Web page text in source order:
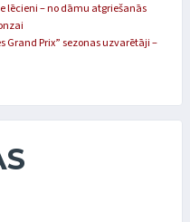
lēcieni – no dāmu atgriešanās
Grand Prix” sezonas uzvarētāji –